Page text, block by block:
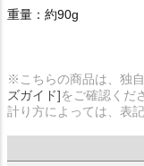
重量：約90g
※こちらの商品は、独
ズガイド]をご確認くだ
計り方によっては、表